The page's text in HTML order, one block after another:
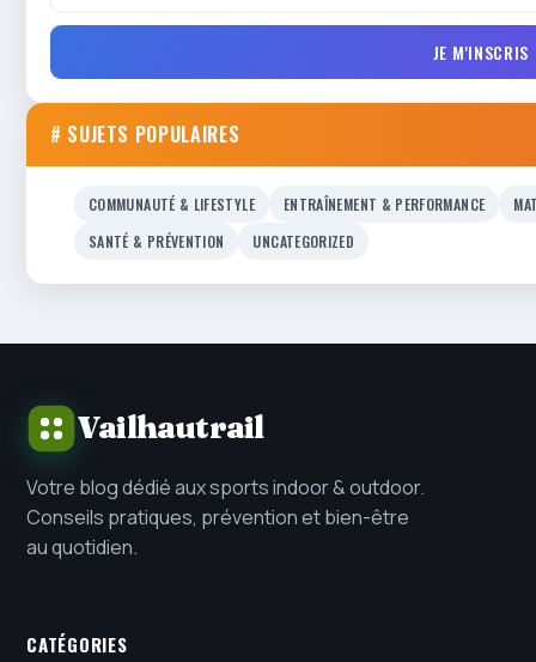
JE M'INSCRIS
# SUJETS POPULAIRES
COMMUNAUTÉ & LIFESTYLE ENTRAÎNEMENT & PERFORMANCE
SANTÉ & PRÉVENTION
UNCATEGORIZED
Vailhautrail
Votre blog dédié aux sports indoor & outdoor.
Conseils pratiques, prévention et bien-être
au quotidien.
CATÉGORIES